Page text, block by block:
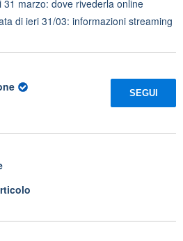
31 marzo: dove rivederla online
di ieri 31/03: informazioni streaming
SEGUI